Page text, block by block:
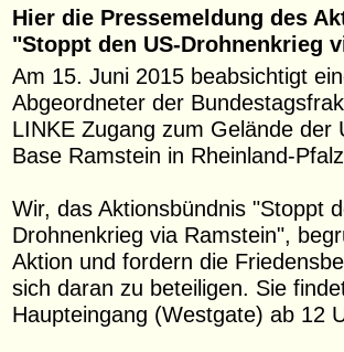
Hier die Pressemeldung des
"Stoppt den US-Drohnenkrieg
Am 15. Juni 2015 beabsichtigt
Abgeordneter der
LINKE Zugang zum Gelände der
Base Ramstein in Rheinland-
Wir, das Aktionsbündnis "Stoppt
Drohnenkrieg via Ramstein",
Aktion und fordern die
sich daran zu beteiligen. Sie
Haupteingang (Westgate) ab 12